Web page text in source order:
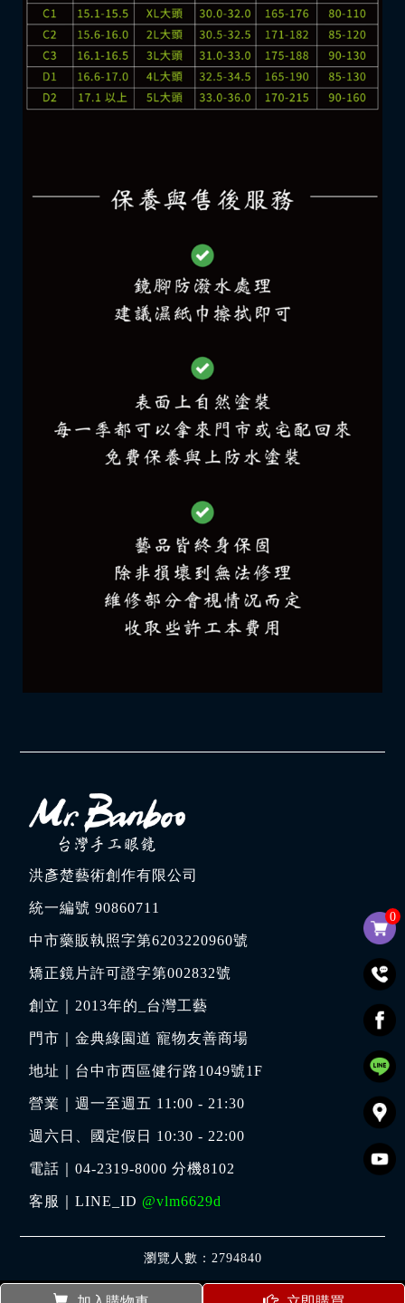
0
洪彥楚藝術創作有限公司
統一編號 90860711
中市藥販執照字第6203220960號
矯正鏡片許可證字第002832號
創立｜2013年的_台灣工藝
門市｜金典綠園道 寵物友善商場
地址｜ 台中市西區健行路1049號1F
營業｜週一至週五 11:00 - 21:30
週六日、國定假日 10:30 - 22:00
電話｜04-2319-8000 分機8102
客服｜LINE_ID @vlm6629d
瀏覽人數：2794840